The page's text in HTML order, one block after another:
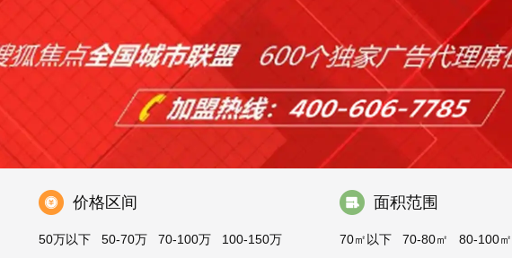
价格区间
50万以下 50-70万 70-100万
100-150万
面积范围
70㎡以下 70-80㎡
80-100㎡